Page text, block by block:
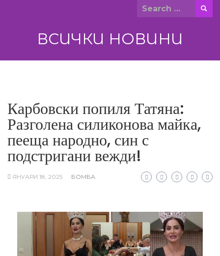
Search
ВСИЧКИ НОВИНИ
Карбовски попиля Татяна:
Разголена силиконова майка,
пееща народно, син с
подстригани вежди!
ЯНУАРИ 18, 2025 БОМБА